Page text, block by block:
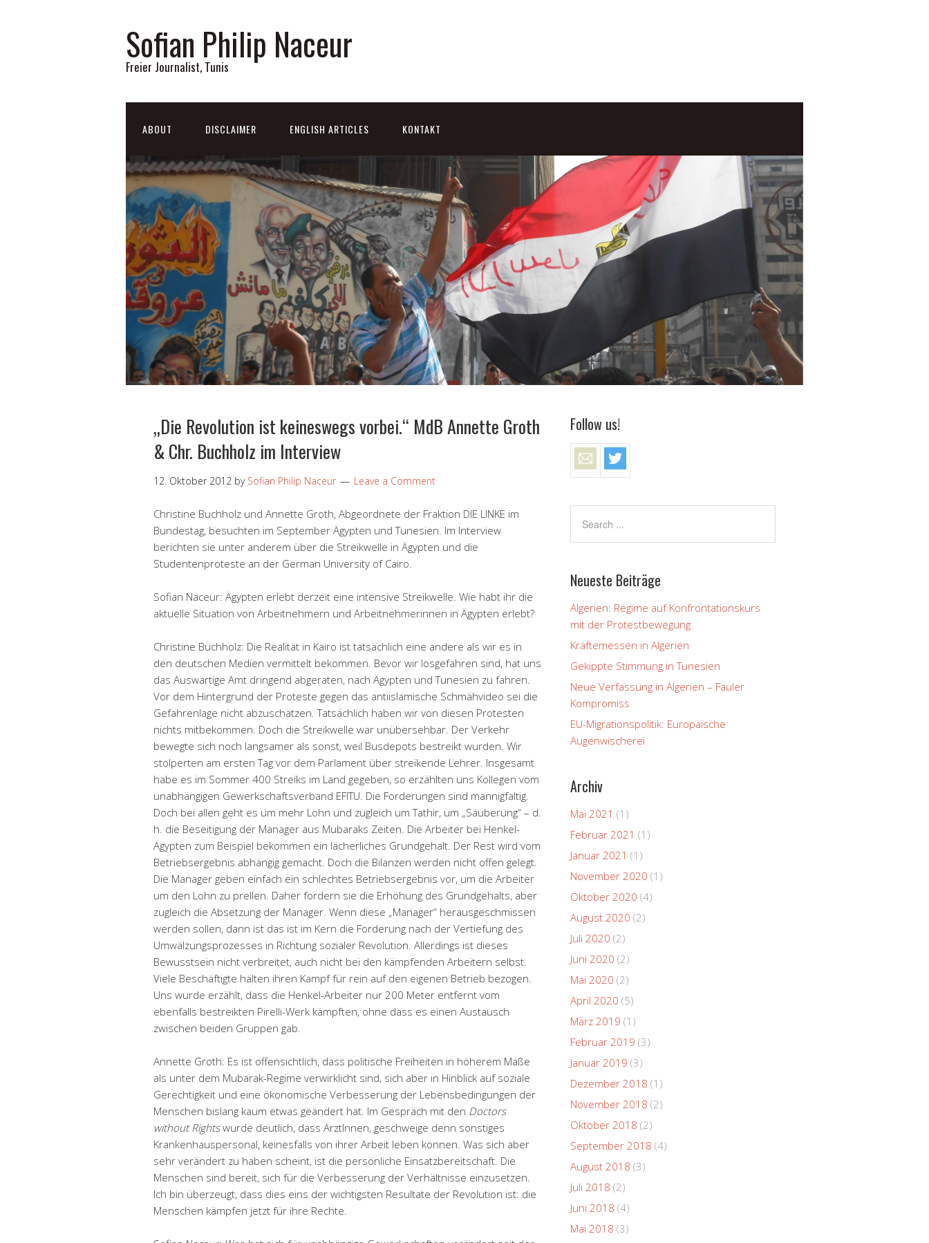
Sofian Philip Naceur
Freier Journalist, Tunis
ABOUT DISCLAIMER ENGLISH ARTICLES KONTAKT
„Die Revolution ist keineswegs vorbei.“ MdB Annette Groth
& Chr. Buchholz im Interview
12. Oktober 2012 by Sofian Philip Naceur Leave a Comment
Christine Buchholz und Annette Groth, Abgeordnete der Fraktion DIE LINKE im
Bundestag, besuchten im September Ägypten und Tunesien. Im Interview
berichten sie unter anderem über die Streikwelle in Ägypten und die
Studentenproteste an der German University of Cairo.
Sofian Naceur: Ägypten erlebt derzeit eine intensive Streikwelle. Wie habt ihr die
aktuelle Situation von Arbeitnehmern und Arbeitnehmerinnen in Ägypten erlebt?
Christine Buchholz: Die Realität in Kairo ist tatsächlich eine andere als wir es in
den deutschen Medien vermittelt bekommen. Bevor wir losgefahren sind, hat uns
das Auswärtige Amt dringend abgeraten, nach Ägypten und Tunesien zu fahren.
Vor dem Hintergrund der Proteste gegen das antiislamische Schmähvideo sei die
Gefahrenlage nicht abzuschätzen. Tatsächlich haben wir von diesen Protesten
nichts mitbekommen. Doch die Streikwelle war unübersehbar. Der Verkehr
bewegte sich noch langsamer als sonst, weil Busdepots bestreikt wurden. Wir
stolperten am ersten Tag vor dem Parlament über streikende Lehrer. Insgesamt
habe es im Sommer 400 Streiks im Land gegeben, so erzählten uns Kollegen vom
unabhängigen Gewerkschaftsverband EFITU. Die Forderungen sind mannigfaltig.
Doch bei allen geht es um mehr Lohn und zugleich um Tathir, um „Säuberung“ – d.
h. die Beseitigung der Manager aus Mubaraks Zeiten. Die Arbeiter bei Henkel-
Ägypten zum Beispiel bekommen ein lächerliches Grundgehalt. Der Rest wird vom
Betriebsergebnis abhängig gemacht. Doch die Bilanzen werden nicht offen gelegt.
Die Manager geben einfach ein schlechtes Betriebsergebnis vor, um die Arbeiter
um den Lohn zu prellen. Daher fordern sie die Erhöhung des Grundgehalts, aber
zugleich die Absetzung der Manager. Wenn diese „Manager“ herausgeschmissen
werden sollen, dann ist das ist im Kern die Forderung nach der Vertiefung des
Umwälzungsprozesses in Richtung sozialer Revolution. Allerdings ist dieses
Bewusstsein nicht verbreitet, auch nicht bei den kämpfenden Arbeitern selbst.
Viele Beschäftigte halten ihren Kampf für rein auf den eigenen Betrieb bezogen.
Uns wurde erzählt, dass die Henkel-Arbeiter nur 200 Meter entfernt vom
ebenfalls bestreikten Pirelli-Werk kämpften, ohne dass es einen Austausch
zwischen beiden Gruppen gab.
Annette Groth: Es ist offensichtlich, dass politische Freiheiten in höherem Maße
als unter dem Mubarak-Regime verwirklicht sind, sich aber in Hinblick auf soziale
Gerechtigkeit und eine ökonomische Verbesserung der Lebensbedingungen der
Menschen bislang kaum etwas geändert hat. Im Gespräch mit den Doctors
without Rightswurde deutlich, dass ÄrztInnen, geschweige denn sonstiges
Krankenhauspersonal, keinesfalls von ihrer Arbeit leben können. Was sich aber
sehr verändert zu haben scheint, ist die persönliche Einsatzbereitschaft. Die
Menschen sind bereit, sich für die Verbesserung der Verhältnisse einzusetzen.
Ich bin überzeugt, dass dies eins der wichtigsten Resultate der Revolution ist: die
Menschen kämpfen jetzt für ihre Rechte.
Follow us!
Neueste Beiträge
Algerien: Regime auf Konfrontationskurs
mit der Protestbewegung
Kräftemessen in Algerien
Gekippte Stimmung in Tunesien
Neue Verfassung in Algerien – Fauler
Kompromiss
EU-Migrationspolitik: Europäische
Augenwischerei
Archiv
Mai 2021 (1)
Februar 2021 (1)
Januar 2021 (1)
November 2020 (1)
Oktober 2020 (4)
August 2020 (2)
Juli 2020 (2)
Juni 2020 (2)
Mai 2020 (2)
April 2020 (5)
März 2019 (1)
Februar 2019 (3)
Januar 2019 (3)
Dezember 2018 (1)
November 2018 (2)
Oktober 2018 (2)
September 2018 (4)
August 2018 (3)
Juli 2018 (2)
Juni 2018 (4)
Mai 2018 (3)